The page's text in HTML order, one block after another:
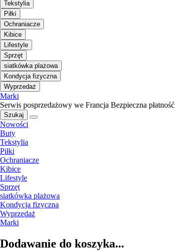
Tekstylia
Piłki
Ochraniacze
Kibice
Lifestyle
Sprzęt
siatkówka plażowa
Kondycja fizyczna
Wyprzedaż
Marki
Serwis posprzedażowy we Francja Bezpieczna płatność
Szukaj
Nowości
Buty
Tekstylia
Piłki
Ochraniacze
Kibice
Lifestyle
Sprzęt
siatkówka plażowa
Kondycja fizyczna
Wyprzedaż
Marki
Dodawanie do koszyka...